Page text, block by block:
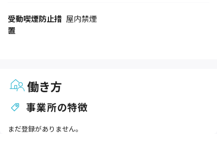
受動喫煙防止措
置
屋内禁煙
働き方
事業所の特徴
まだ登録がありません。